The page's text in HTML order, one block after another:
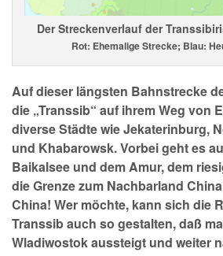
Der Streckenverlauf der
Rot: Ehemalige Strecke; Blau:
Auf dieser längsten Bahnstrecke
die „Transsib“ auf ihrem Weg von
diverse Städte wie Jekaterinburg,
und Khabarowsk. Vorbei geht es
Baikalsee und dem Amur, dem
die Grenze zum Nachbarland
China! Wer möchte, kann sich die
Transsib auch so gestalten, daß
Wladiwostok aussteigt und weiter